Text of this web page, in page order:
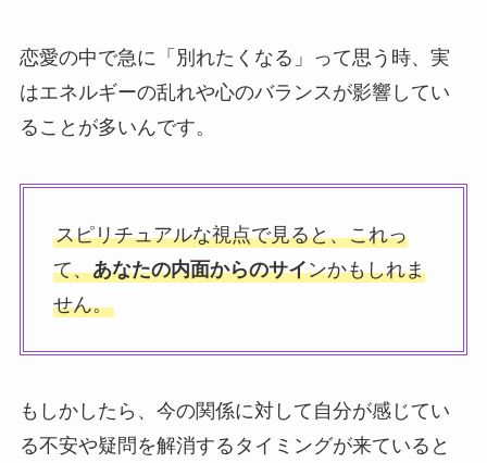
恋愛の中で急に「別れたくなる」って思う時、実
はエネルギーの乱れや心のバランスが影響してい
ることが多いんです。
スピリチュアルな視点で見ると、これっ
て、あなたの内面からのサインかもしれま
せん。
もしかしたら、今の関係に対して自分が感じてい
る不安や疑問を解消するタイミングが来ていると